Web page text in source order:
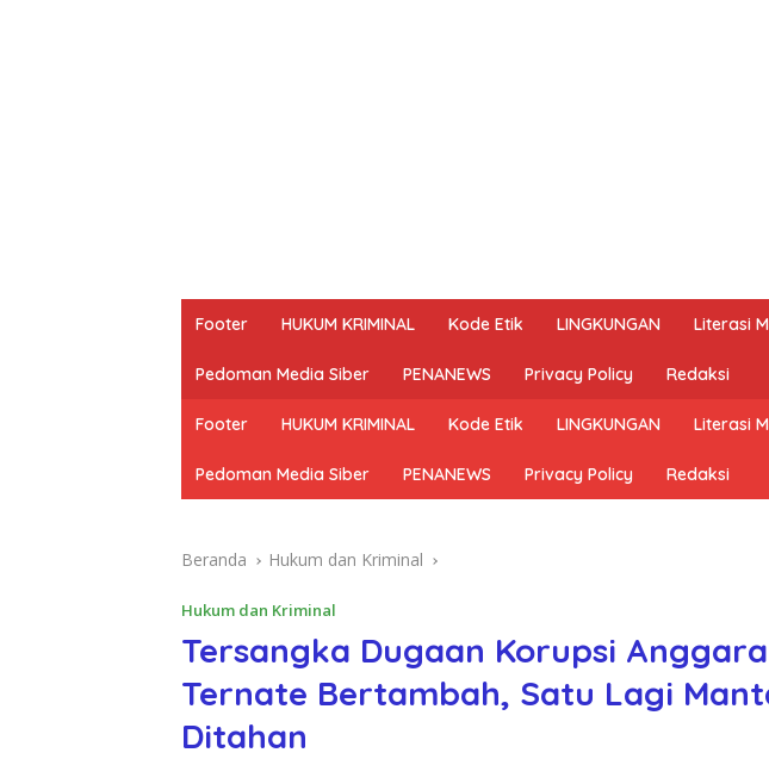
Footer HUKUM KRIMINAL Kode Etik LINGKUNGAN Literasi
Pedoman Media Siber PENANEWS Privacy Policy Redaksi
Footer HUKUM KRIMINAL Kode Etik LINGKUNGAN Literasi
Pedoman Media Siber PENANEWS Privacy Policy Redaksi
Beranda Hukum dan Kriminal
Hukum dan Kriminal
Tersangka Dugaan Korupsi
Ternate Bertambah, Satu Lagi
Ditahan